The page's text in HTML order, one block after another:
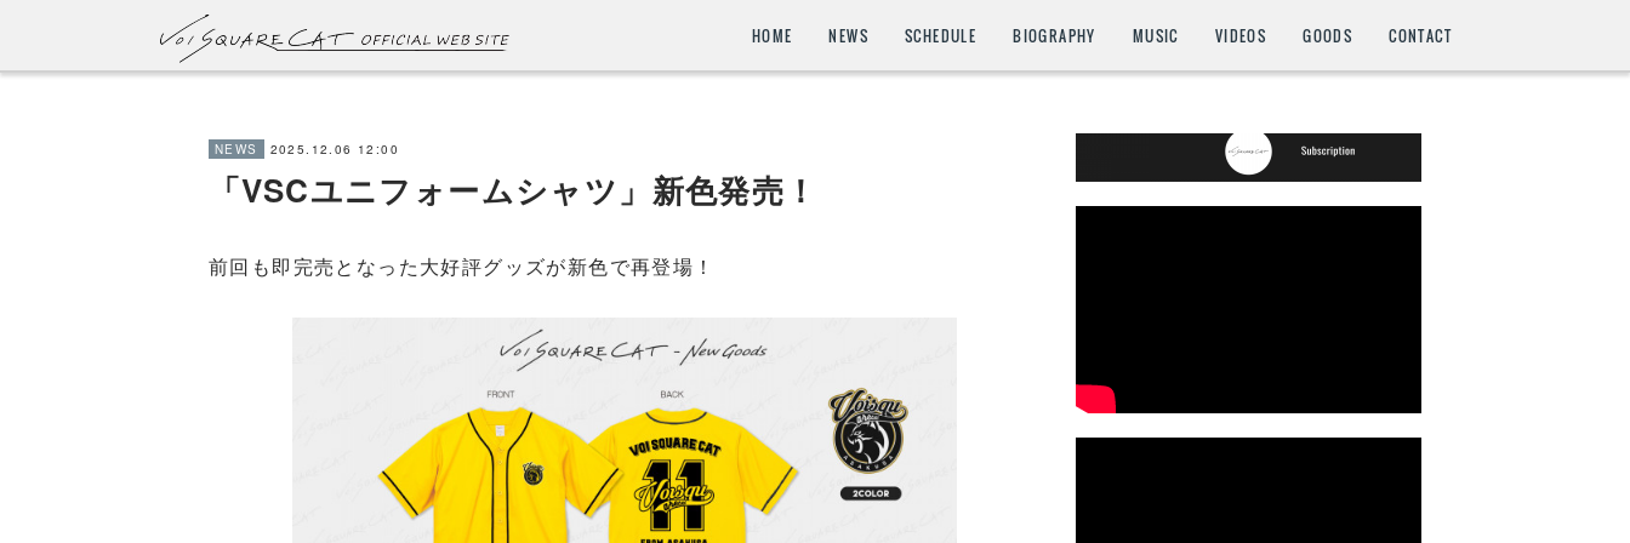
HOME NEWS SCHEDULE BIOGRAPHY MUSIC VIDEOS GOODS CONTACT
NEWS 2025.12.06 12:00
「VSCユニフォームシャツ」新色発売！
前回も即完売となった大好評グッズが新色で再登場！